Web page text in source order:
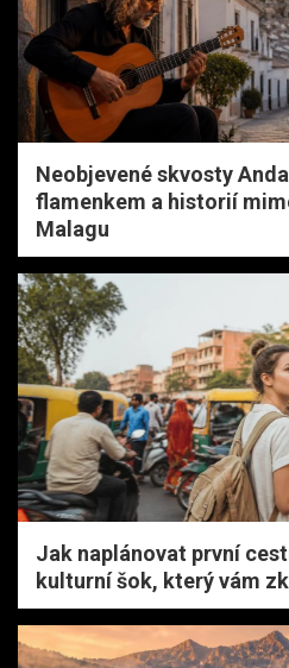
Neobjevené skvosty
flamenkem a historií
Malagu
Jak naplánovat první
kulturní šok, který vám